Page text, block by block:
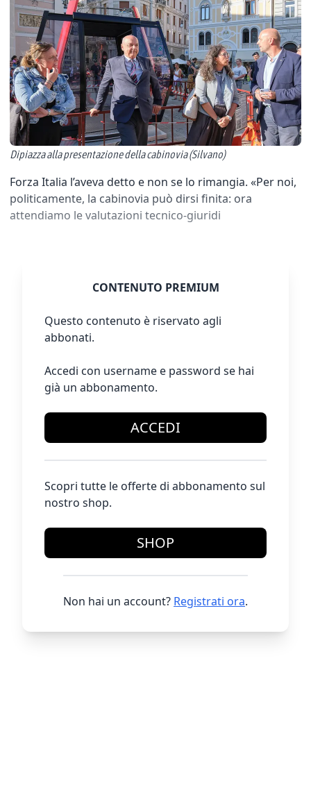
Dipiazza alla presentazione della cabinovia (Silvano)
Forza Italia l’aveva detto e non se lo rimangia. «Per noi,
politicamente, la cabinovia può dirsi finita: ora
attendiamo le valutazioni tecnico-giuridi
CONTENUTO PREMIUM
Questo contenuto è riservato agli
abbonati.
Accedi con username e password se hai
già un abbonamento.
ACCEDI
Scopri tutte le offerte di abbonamento sul
nostro shop.
SHOP
Non hai un account? Registrati ora.